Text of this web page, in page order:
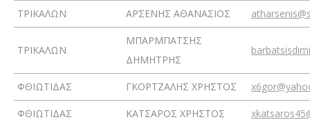
ΤΡΙΚΑΛΩΝ ΑΡΣΕΝΗΣ ΑΘΑΝΑΣΙΟΣ
ΤΡΙΚΑΛΩΝ
ΜΠΑΡΜΠΑΤΣΗΣ
ΔΗΜΗΤΡΗΣ
ΦΘΙΩΤΙΔΑΣ ΓΚΟΡΤΖΑΛΗΣ ΧΡΗΣΤΟΣ
ΦΘΙΩΤΙΔΑΣ ΚΑΤΣΑΡΟΣ ΧΡΗΣΤΟΣ